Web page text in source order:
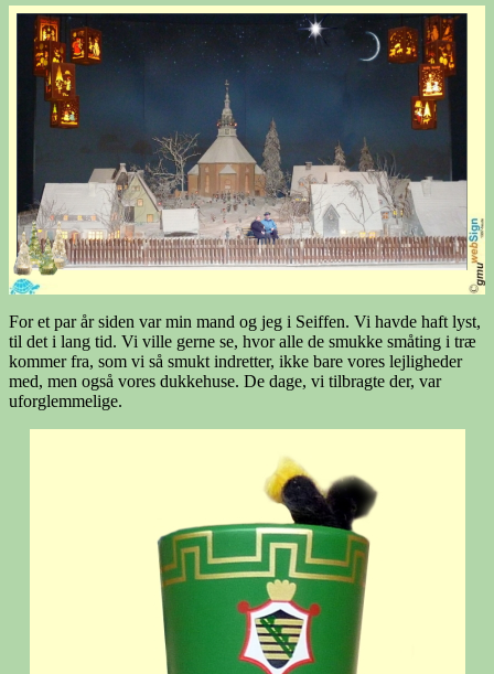
For et par år siden var min mand og jeg i Seiffen. Vi havde haft lyst,
til det i lang tid. Vi ville gerne se, hvor alle de smukke småting i træ
kommer fra, som vi så smukt indretter, ikke bare vores lejligheder
med, men også vores dukkehuse. De dage, vi tilbragte der, var
uforglemmelige.